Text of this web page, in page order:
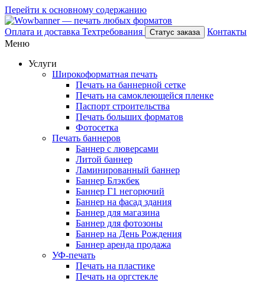
Перейти к основному содержанию
Оплата и доставка Техтребования Статус заказа
Контакты
Меню
Услуги
Широкоформатная печать
Печать на баннерной сетке
Печать на самоклеющейся пленке
Паспорт строительства
Печать больших форматов
Фотосетка
Печать баннеров
Баннер с люверсами
Литой баннер
Ламинированный баннер
Баннер Блэкбек
Баннер Г1 негорючий
Баннер на фасад здания
Баннер для магазина
Баннер для фотозоны
Баннер на День Рождения
Баннер аренда продажа
УФ-печать
Печать на пластике
Печать на оргстекле